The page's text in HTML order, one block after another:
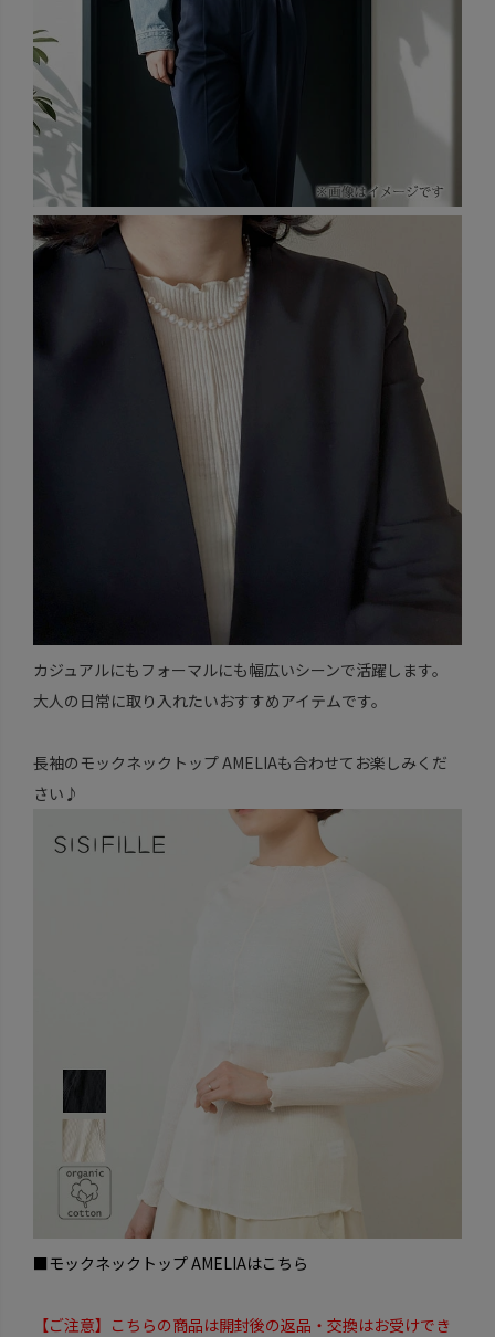
カジュアルにもフォーマルにも幅広いシーンで活躍します。
大人の日常に取り入れたいおすすめアイテムです。
長袖のモックネックトップ AMELIAも合わせてお楽しみくだ
さい♪
■モックネックトップ AMELIAはこちら
【ご注意】こちらの商品は開封後の返品・交換はお受けでき